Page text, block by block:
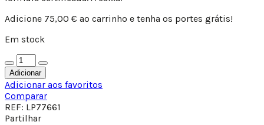
Adicione 75,00 € ao carrinho e tenha os portes grátis!
Em stock
Adicionar
Adicionar aos favoritos
Comparar
REF: LP77661
Partilhar